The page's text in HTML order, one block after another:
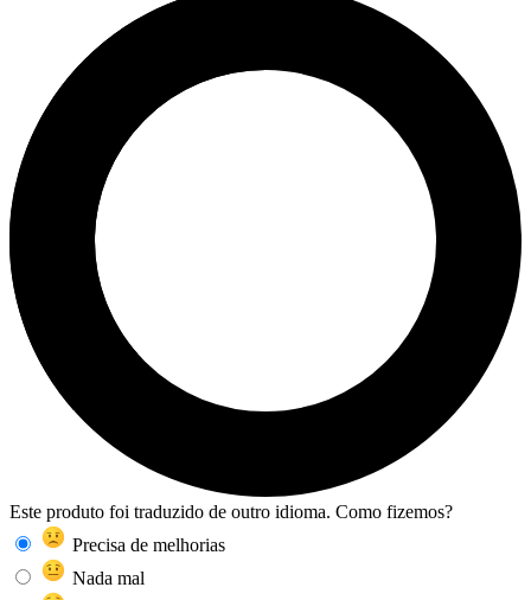
Este produto foi traduzido de outro idioma. Como fizemos?
Precisa de melhorias
Nada mal